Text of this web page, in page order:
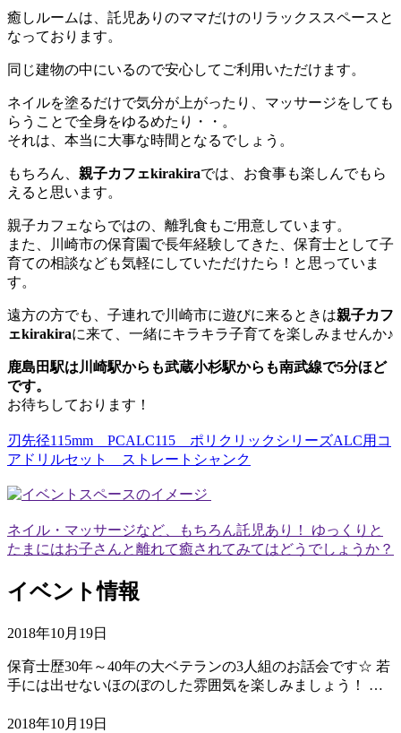
癒しルームは、託児ありのママだけのリラックススペースと
なっております。
同じ建物の中にいるので安心してご利用いただけます。
ネイルを塗るだけで気分が上がったり、マッサージをしても
らうことで全身をゆるめたり・・。
それは、本当に大事な時間となるでしょう。
もちろん、 親子カフェkirakiraでは、お食事も楽しんでもら
えると思います。
親子カフェならではの、離乳食もご用意しています。
また、川崎市の保育園で長年経験してきた、保育士として子
育ての相談なども気軽にしていただけたら！と思っていま
す。
遠方の方でも、子連れで川崎市に遊びに来るときは親子カフ
ェkirakiraに来て、一緒にキラキラ子育てを楽しみませんか♪
鹿島田駅は川崎駅からも武蔵小杉駅からも南武線で5分ほど
です。
お待ちしております！
刃先径115mm PCALC115 ポリクリックシリーズALC用コ
アドリルセット ストレートシャンク
ネイル・マッサージなど、もちろん託児あり！ ゆっくりと
たまにはお子さんと離れて癒されてみてはどうでしょうか？
イベント情報
2018年10月19日
保育士歴30年～40年の大ベテランの3人組のお話会です☆ 若
手には出せないほのぼのした雰囲気を楽しみましょう！ …
2018年10月19日